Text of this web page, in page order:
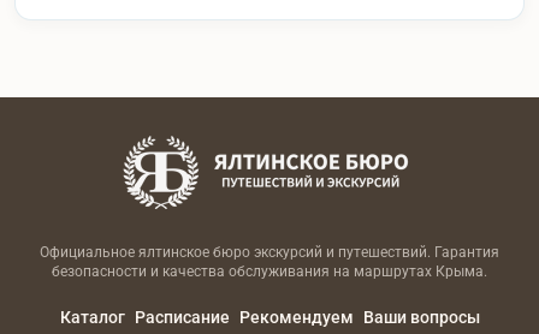
Официальное ялтинское бюро экскурсий и путешествий. Гарантия
безопасности и качества обслуживания на маршрутах Крыма.
Каталог Расписание Рекомендуем Ваши вопросы